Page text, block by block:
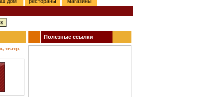
концерты, спектакли, гастроли, выставки, акции, музеи, спорт. Заказ билетов.
Полезные ссылки